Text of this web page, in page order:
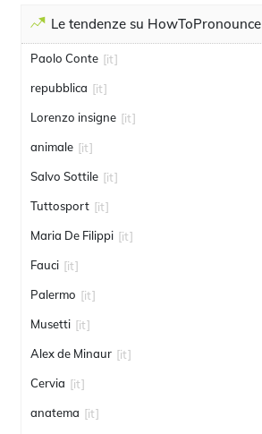
Le tendenze su HowToPronounce
Paolo Conte [it]
repubblica [it]
Lorenzo insigne [it]
animale [it]
Salvo Sottile [it]
Tuttosport [it]
Maria De Filippi [it]
Fauci [it]
Palermo [it]
Musetti [it]
Alex de Minaur [it]
Cervia [it]
anatema [it]